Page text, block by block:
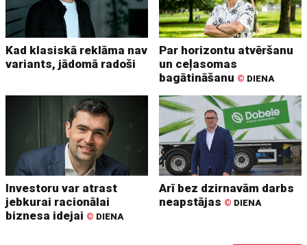
Kad klasiskā reklāma nav
variants, jādomā radoši
Par horizontu atvēršanu
un ceļasomas
bagātināšanu © DIENA
Investoru var atrast
jebkurai racionālai
biznesa idejai © DIENA
Arī bez dzirnavām darbs
neapstājas © DIENA